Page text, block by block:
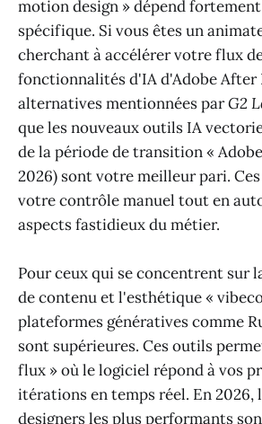
motion design » dépend
spécifique. Si vous êtes un
cherchant à accélérer votre flux
fonctionnalités d'IA d'Adobe After
alternatives mentionnées parG2
que les nouveaux outils IA
de la période de transition «
2026) sont votre meilleur pari.
votre contrôle manuel tout en
aspects fastidieux du métier.
Pour ceux qui se concentrent sur
de contenu et l'esthétique «
plateformes génératives comme
sont supérieures. Ces outils
flux » où le logiciel répond à vos
itérations en temps réel. En 2026,
designers les plus performants